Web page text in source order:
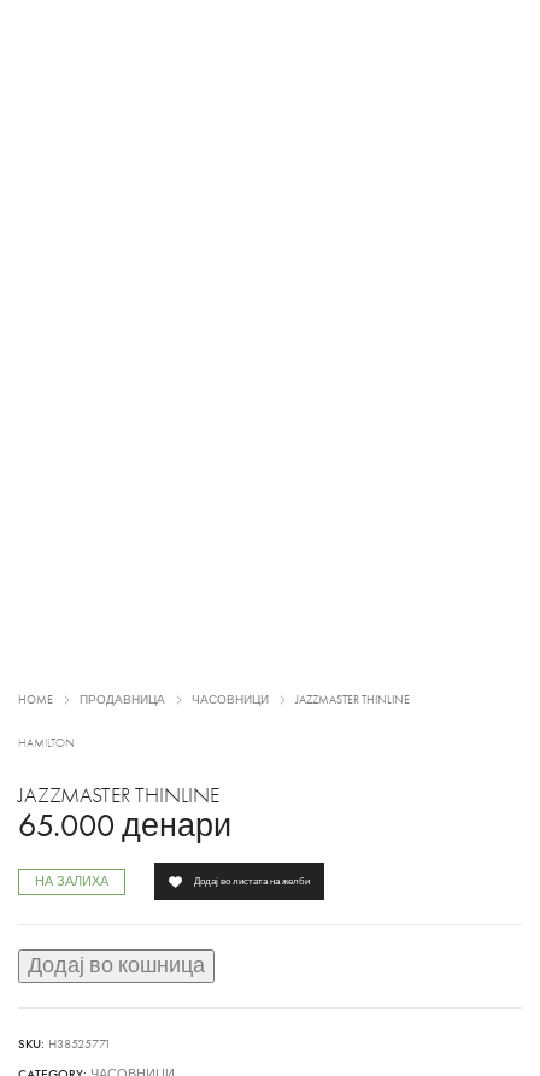
HOME ПРОДАВНИЦА ЧАСОВНИЦИ JAZZMASTER THINLINE
HAMILTON
JAZZMASTER THINLINE
65.000 денари
НА ЗАЛИХА
Додај во кошница
Додај во листата на желби
SKU: H38525771